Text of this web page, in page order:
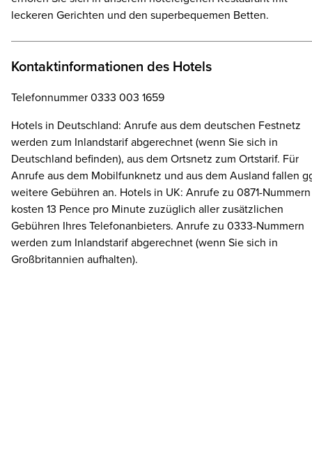
leckeren Gerichten und den superbequemen Betten.
Kontaktinformationen des Hotels
Telefonnummer 0333 003 1659
Hotels in Deutschland: Anrufe aus dem deutschen Festnetz
werden zum Inlandstarif abgerechnet (wenn Sie sich in
Deutschland befinden), aus dem Ortsnetz zum Ortstarif. Für
Anrufe aus dem Mobilfunknetz und aus dem Ausland fallen
weitere Gebühren an. Hotels in UK: Anrufe zu 0871-Nummern
kosten 13 Pence pro Minute zuzüglich aller zusätzlichen
Gebühren Ihres Telefonanbieters. Anrufe zu 0333-Nummern
werden zum Inlandstarif abgerechnet (wenn Sie sich in
Großbritannien aufhalten).